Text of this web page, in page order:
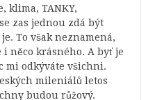
klima, TANKY,
zas jednou zdá být
To však neznamená,
i něco krásného. A byť je
mi odkýváte všichni.
mileniálů letos
budou růžový.